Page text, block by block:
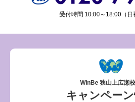
受付時間 10:00～18:00（日
WinBe 狭山上広瀬
キャンペー